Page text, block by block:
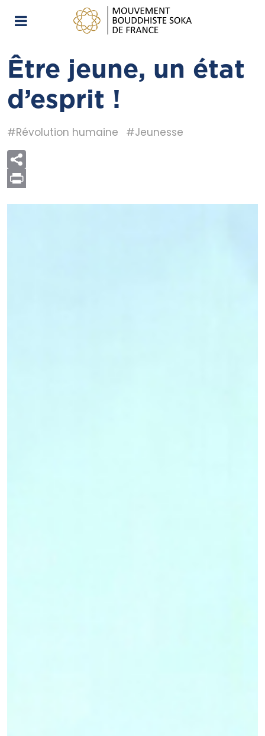
Être jeune, un état
d’esprit !
#Révolution humaine #Jeunesse